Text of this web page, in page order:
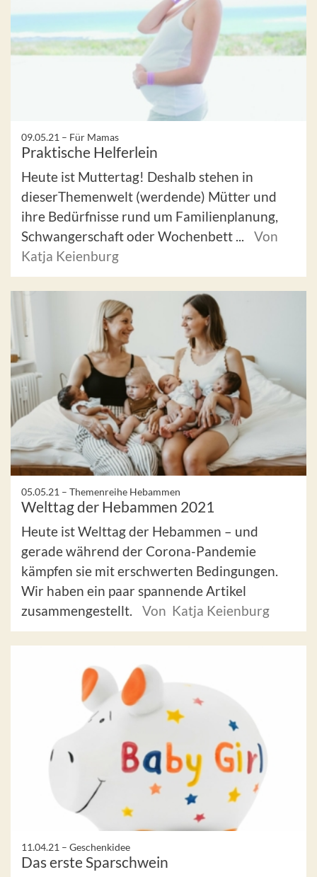
09.05.21 – Für Mamas
Praktische Helferlein
Heute ist Muttertag! Deshalb stehen in
dieserThemenwelt (werdende) Mütter und
ihre Bedürfnisse rund um Familienplanung,
Schwangerschaft oder Wochenbett ...
Von
Katja Keienburg
05.05.21 – Themenreihe Hebammen
Welttag der Hebammen 2021
Heute ist Welttag der Hebammen – und
gerade während der Corona-Pandemie
kämpfen sie mit erschwerten Bedingungen.
Wir haben ein paar spannende Artikel
zusammengestellt.
Von Katja Keienburg
11.04.21 – Geschenkidee
Das erste Sparschwein